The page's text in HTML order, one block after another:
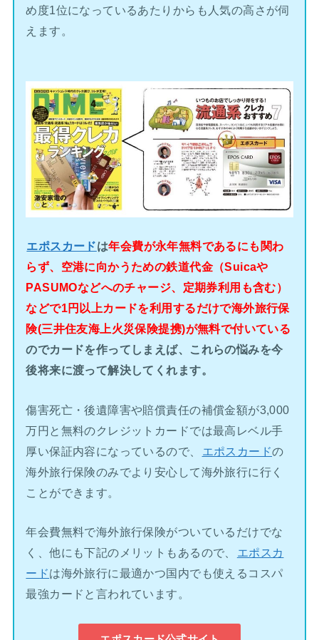
め度1位になっているあたりからも人気の高さが伺
えます。
エポスカードは年会費が永年無料であるにも関わ
らず、空港に向かうための鉄道代金（Suicaや
PASUMOなどへのチャージ、定期券利用も含む）
などで1円以上カードを利用するだけで海外旅行保
険(三井住友海上火災保険提携)が無料で付いている
のでカードを作ってしまえば、これらの悩みを今
後将来に渡って解決してくれます。
傷害死亡・後遺障害や賠償責任の補償金額が3,000
万円と無料のクレジットカードでは最高レベル手
厚い保証内容になっているので、
エポスカードの
海外旅行保険のみでより安心して海外旅行に行く
ことができます。
年会費無料で海外旅行保険がついているだけでな
く、他にも下記のメリットもあるので、
エポスカ
ードは海外旅行に最適かつ国内でも使えるコスパ
最強カードと言われています。